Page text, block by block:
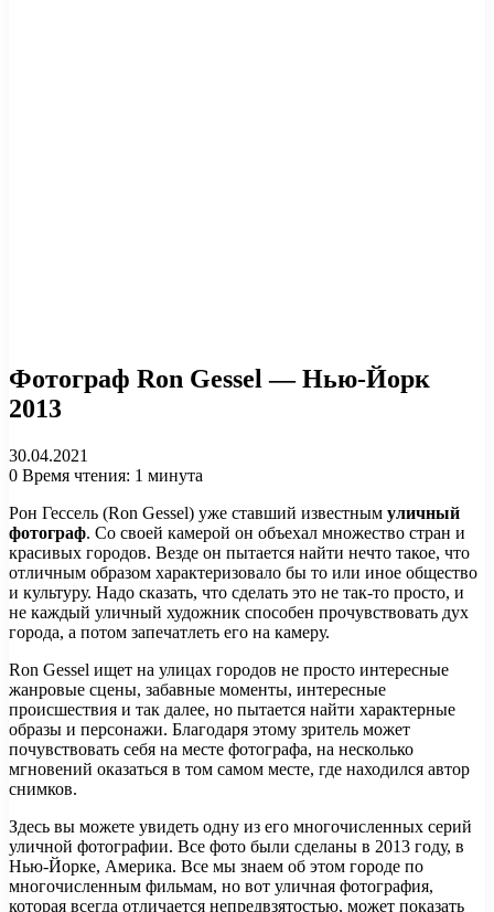
Фотограф Ron Gessel — Нью-Йорк
2013
30.04.2021
0 Время чтения: 1 минута
Рон Гессель (Ron Gessel) уже ставший известным уличный
фотограф. Со своей камерой он объехал множество стран и
красивых городов. Везде он пытается найти нечто такое, что
отличным образом характеризовало бы то или иное общество
и культуру. Надо сказать, что сделать это не так-то просто, и
не каждый уличный художник способен прочувствовать дух
города, а потом запечатлеть его на камеру.
Ron Gessel ищет на улицах городов не просто интересные
жанровые сцены, забавные моменты, интересные
происшествия и так далее, но пытается найти характерные
образы и персонажи. Благодаря этому зритель может
почувствовать себя на месте фотографа, на несколько
мгновений оказаться в том самом месте, где находился автор
снимков.
Здесь вы можете увидеть одну из его многочисленных серий
уличной фотографии. Все фото были сделаны в 2013 году, в
Нью-Йорке, Америка. Все мы знаем об этом городе по
многочисленным фильмам, но вот уличная фотография,
которая всегда отличается непредвзятостью, может показать